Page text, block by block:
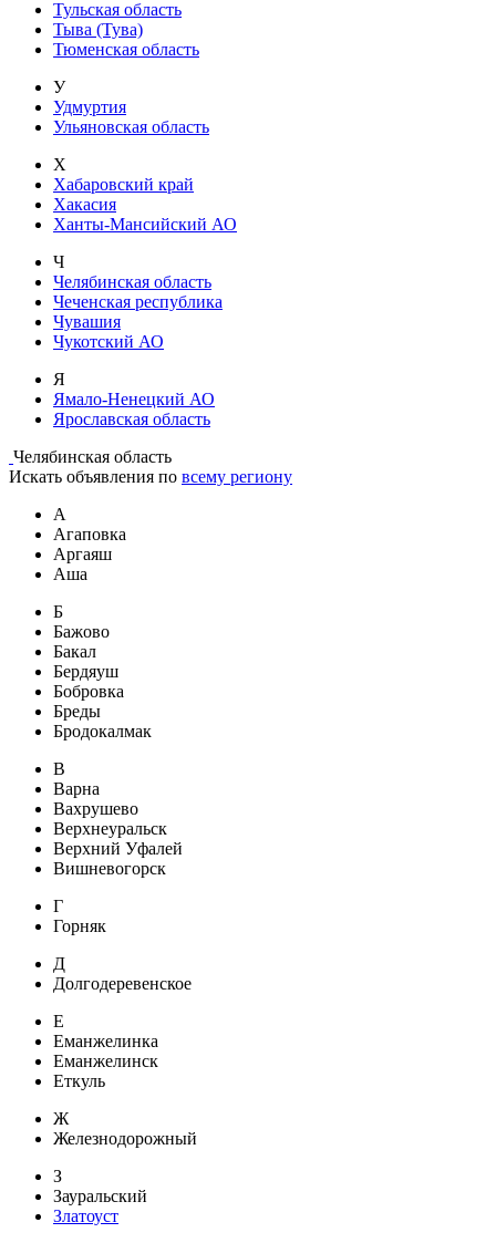
Тульская область
Тыва (Тува)
Тюменская область
У
Удмуртия
Ульяновская область
Х
Хабаровский край
Хакасия
Ханты-Мансийский АО
Ч
Челябинская область
Чеченская республика
Чувашия
Чукотский АО
Я
Ямало-Ненецкий АО
Ярославская область
Челябинская область
Искать объявления по всему региону
А
Агаповка
Аргаяш
Аша
Б
Бажово
Бакал
Бердяуш
Бобровка
Бреды
Бродокалмак
В
Варна
Вахрушево
Верхнеуральск
Верхний Уфалей
Вишневогорск
Г
Горняк
Д
Долгодеревенское
Е
Еманжелинка
Еманжелинск
Еткуль
Ж
Железнодорожный
З
Зауральский
Златоуст